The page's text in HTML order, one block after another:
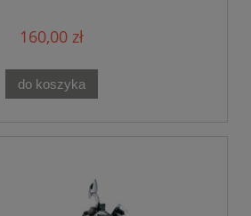
160,00 zł
do koszyka